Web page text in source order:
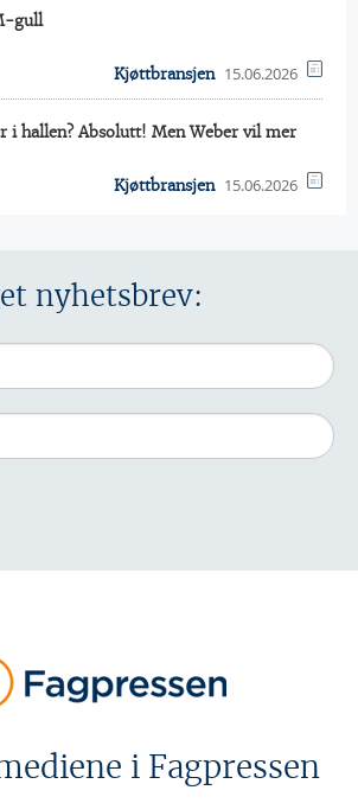
gull
Kjøttbransjen 15.06.2026
i hallen? Absolutt! Men Weber vil mer
Kjøttbransjen 15.06.2026
nyhetsbrev:
i Fagpressen